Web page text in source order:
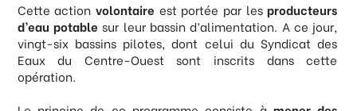
Cette action volontaire est portée par lesproducteurs
d’eau potablesur leur bassin d’alimentation. A ce jour,
vingt-six bassins pilotes, dont celui du Syndicat des
Eaux du Centre-Ouest sont inscrits dans cette
opération.